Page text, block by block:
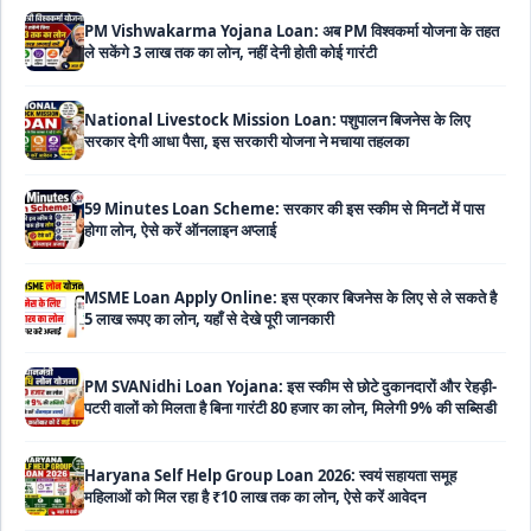
National Livestock Mission Loan: पशुपालन बिजनेस के लिए
59 Minutes Loan Scheme: सरकार की इस स्कीम से मिनटों में पास
MSME Loan Apply Online: इस प्रकार बिजनेस के लिए से ले सकते है
PM SVANidhi Loan Yojana: इस स्कीम से छोटे दुकानदारों और रेहड़ी-
Haryana Self Help Group Loan 2026: स्वयं सहायता समूह
Bakri Palan Loan Online Apply: अब बकरी पालन योजना के तहत ले